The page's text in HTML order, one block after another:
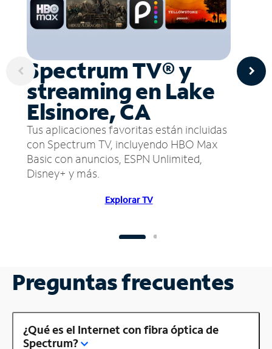
Spectrum TV® y
streaming en Lake
Elsinore, CA
Tus aplicaciones favoritas están incluidas
con Spectrum TV, incluyendo HBO Max
Basic con anuncios, ESPN Unlimited,
Disney+ y más.
Explorar TV
Preguntas frecuentes
¿Qué es el Internet con fibra óptica de
Spectrum?